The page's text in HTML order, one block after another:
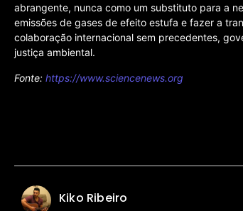
abrangente, nunca como um substituto para a
emissões de gases de efeito estufa e fazer a
colaboração internacional sem precedentes,
justiça ambiental.
Fonte: https://www.sciencenews.org
Kiko Ribeiro